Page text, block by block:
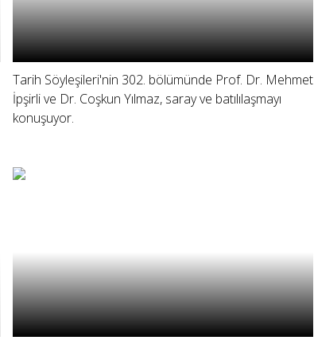
Tarih Söyleşileri'nin 302. bölümünde Prof. Dr. Mehmet
İpşirli ve Dr. Coşkun Yılmaz, saray ve batılılaşmayı
konuşuyor.